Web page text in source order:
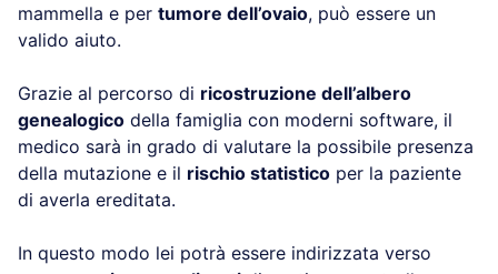
mammella e per tumore dell’ovaio, può essere un
valido aiuto.
Grazie al percorso di ricostruzione dell’albero
genealogico della famiglia con moderni software, il
medico sarà in grado di valutare la possibile presenza
della mutazione e il rischio statistico per la paziente
di averla ereditata.
In questo modo lei potrà essere indirizzata verso